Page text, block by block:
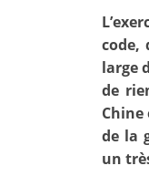
code,
large
de
de la
un